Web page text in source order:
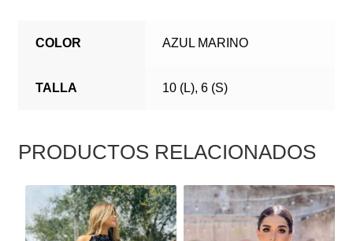
COLOR AZUL MARINO
TALLA 10 (L), 6 (S)
PRODUCTOS RELACIONADOS
ESTE
PRODUCTO
TIENE
ESTE
PRODUCTO
TIENE